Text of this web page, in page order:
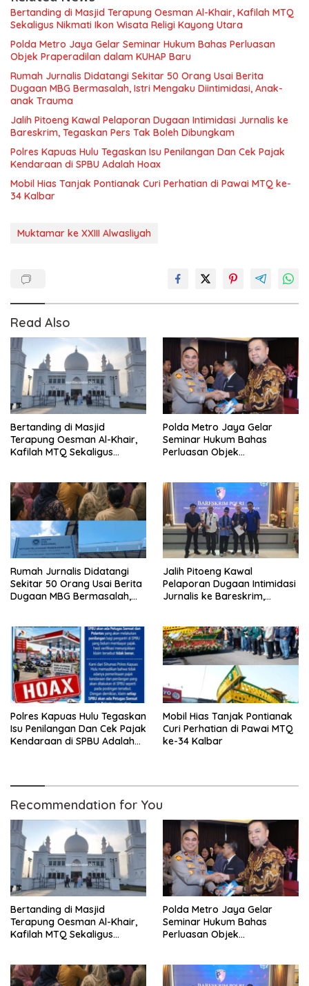
Bertanding di Masjid Terapung Oesman Al-Khair, Kafilah MTQ
Sekaligus Nikmati Ikon Wisata Religi Kayong Utara
Polda Metro Jaya Gelar Seminar Hukum Bahas Perluasan
Objek Praperadilan dalam KUHAP Baru
Rumah Jurnalis Didatangi Sekitar 50 Orang Usai Berita
Dugaan MBG Bermasalah, Istri Mengaku Diintimidasi, Anak-
anak Trauma
Jalih Pitoeng Kawal Pelaporan Dugaan Intimidasi Jurnalis ke
Bareskrim, Tegaskan Pers Tak Boleh Dibungkam
Polres Kapuas Hulu Tegaskan Isu Penilangan Dan Cek Pajak
Kendaraan di SPBU Adalah Hoax
Mobil Hias Tanjak Pontianak Curi Perhatian di Pawai MTQ ke-
34 Kalbar
Muktamar ke XXIII Alwasliyah
Read Also
Bertanding di Masjid
Terapung Oesman Al-Khair,
Kafilah MTQ Sekaligus
Polda Metro Jaya Gelar
Seminar Hukum Bahas
Perluasan Objek
Rumah Jurnalis Didatangi
Sekitar 50 Orang Usai Berita
Dugaan MBG Bermasalah,
Jalih Pitoeng Kawal
Pelaporan Dugaan Intimidasi
Jurnalis ke Bareskrim,
Polres Kapuas Hulu Tegaskan
Isu Penilangan Dan Cek Pajak
Kendaraan di SPBU Adalah
Mobil Hias Tanjak Pontianak
Curi Perhatian di Pawai MTQ
ke-34 Kalbar
Recommendation for You
Bertanding di Masjid
Terapung Oesman Al-Khair,
Kafilah MTQ Sekaligus
Polda Metro Jaya Gelar
Seminar Hukum Bahas
Perluasan Objek